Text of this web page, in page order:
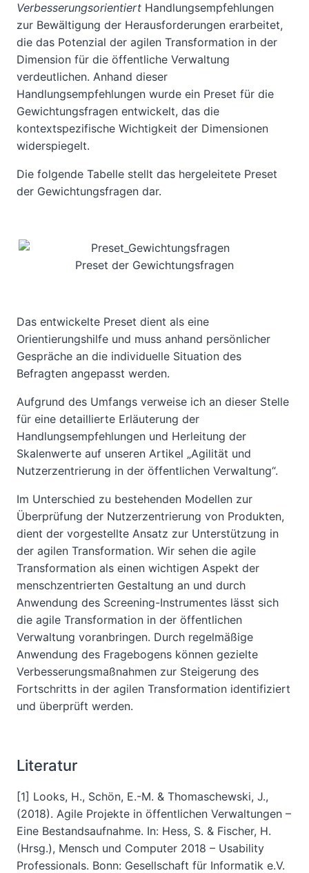
Verbesserungsorientiert Handlungsempfehlungen
zur Bewältigung der Herausforderungen erarbeitet,
die das Potenzial der agilen Transformation in der
Dimension für die öffentliche Verwaltung
verdeutlichen. Anhand dieser
Handlungsempfehlungen wurde ein Preset für die
Gewichtungsfragen entwickelt, das die
kontextspezifische Wichtigkeit der Dimensionen
widerspiegelt.
Die folgende Tabelle stellt das hergeleitete Preset
der Gewichtungsfragen dar.
Preset der Gewichtungsfragen
Das entwickelte Preset dient als eine
Orientierungshilfe und muss anhand persönlicher
Gespräche an die individuelle Situation des
Befragten angepasst werden.
Aufgrund des Umfangs verweise ich an dieser Stelle
für eine detaillierte Erläuterung der
Handlungsempfehlungen und Herleitung der
Skalenwerte auf unseren Artikel „Agilität und
Nutzerzentrierung in der öffentlichen Verwaltung“.
Im Unterschied zu bestehenden Modellen zur
Überprüfung der Nutzerzentrierung von Produkten,
dient der vorgestellte Ansatz zur Unterstützung in
der agilen Transformation. Wir sehen die agile
Transformation als einen wichtigen Aspekt der
menschzentrierten Gestaltung an und durch
Anwendung des Screening-Instrumentes lässt sich
die agile Transformation in der öffentlichen
Verwaltung voranbringen. Durch regelmäßige
Anwendung des Fragebogens können gezielte
Verbesserungsmaßnahmen zur Steigerung des
Fortschritts in der agilen Transformation identifiziert
und überprüft werden.
Literatur
[1] Looks, H., Schön, E.-M. & Thomaschewski, J.,
(2018). Agile Projekte in öffentlichen Verwaltungen –
Eine Bestandsaufnahme. In: Hess, S. & Fischer, H.
(Hrsg.), Mensch und Computer 2018 – Usability
Professionals. Bonn: Gesellschaft für Informatik e.V.